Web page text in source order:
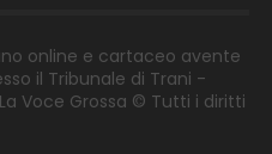
online e cartaceo avente
il Tribunale di Trani -
Voce Grossa © Tutti i diritti